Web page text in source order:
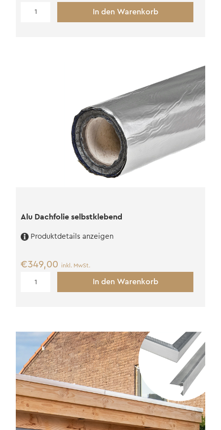
Dachpappe
In den Warenkorb
Alu Dachfolie selbstklebend
Produktdetails anzeigen
€349,00 inkl. MwSt.
In den Warenkorb